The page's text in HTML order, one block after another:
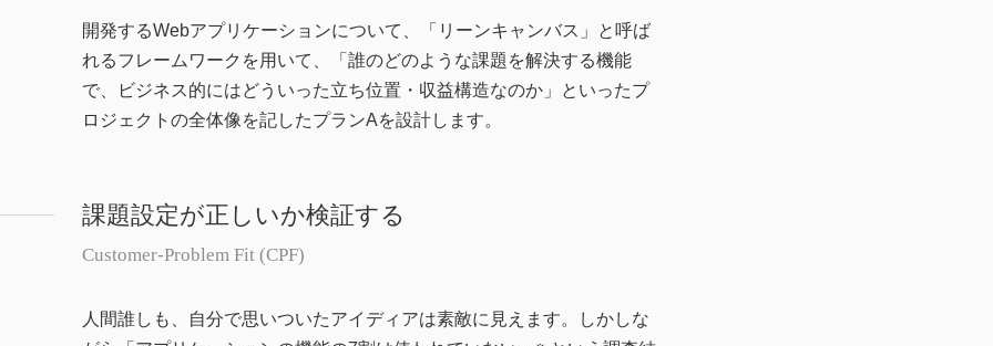
開発するWebアプリケーションについて、「リーンキャンバス」と呼ば
れるフレームワークを用いて、「誰のどのような課題を解決する機能
で、ビジネス的にはどういった立ち位置・収益構造なのか」といったプ
ロジェクトの全体像を記したプランAを設計します。
課題設定が正しいか検証する
Customer-Problem Fit (CPF)
人間誰しも、自分で思いついたアイディアは素敵に見えます。しかしな